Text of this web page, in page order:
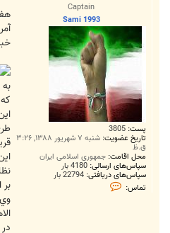
Captain
Sami 1993
پست: 3805
تاریخ عضویت: شنبه ۷ شهریور ۱۳۸۸, ۳:۲۶
ق.ظ
محل اقامت: جمهوری اسلامی ایران
سپاس‌های ارسالی: 4180 بار
سپاس‌های دریافتی: 22794 بار
تماس:
ت